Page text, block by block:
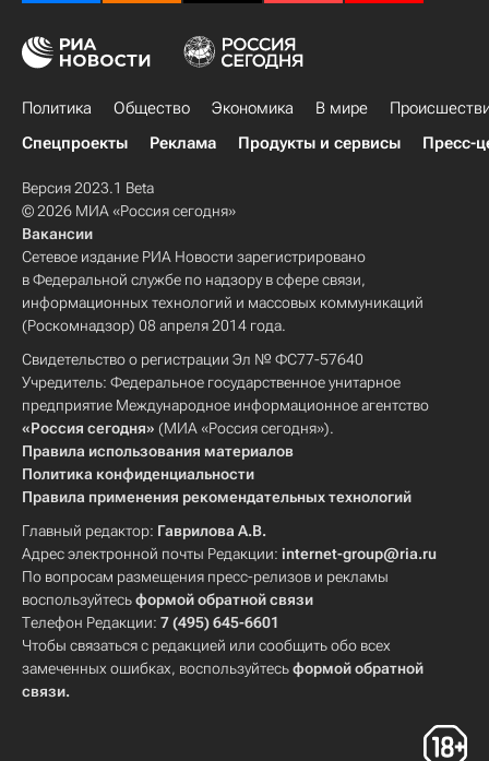
Политика Общество Экономика В мире
Спецпроекты
Реклама Продукты и сервисы Пресс-
Версия 2023.1 Beta
© 2026 МИА «Россия сегодня»
Вакансии
Сетевое издание РИА Новости зарегистрировано
в Федеральной службе по надзору в сфере связи,
информационных технологий и массовых коммуникаций
(Роскомнадзор) 08 апреля 2014 года.
Свидетельство о регистрации Эл № ФС77-57640
Учредитель: Федеральное государственное унитарное
предприятие Международное информационное агентство
«Россия сегодня» (МИА «Россия сегодня»).
Правила использования материалов
Политика конфиденциальности
Правила применения рекомендательных технологий
Главный редактор: Гаврилова А.В.
Адрес электронной почты Редакции: internet-group@ria.ru
По вопросам размещения пресс-релизов и рекламы
воспользуйтесьформой обратной связи
Телефон Редакции: 7 (495) 645-6601
Чтобы связаться с редакцией или сообщить обо всех
замеченных ошибках, воспользуйтесьформой обратной
связи.